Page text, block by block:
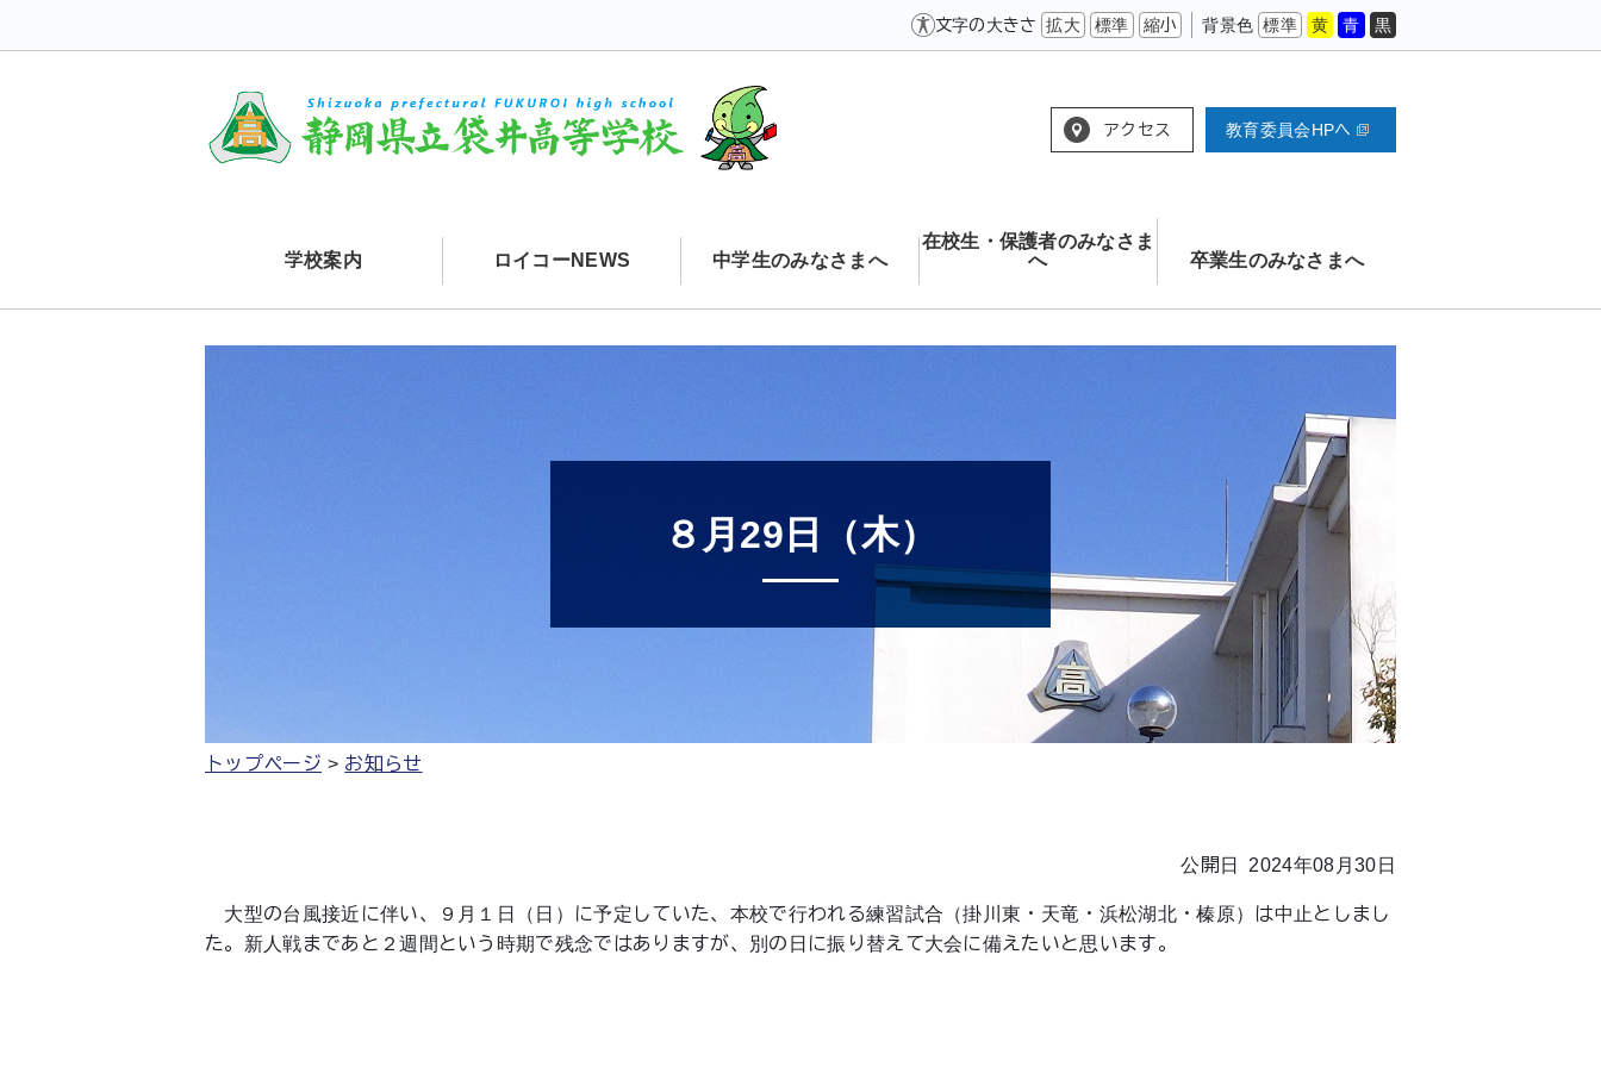
文字の大きさ 拡大 標準 縮小 背景色 標準 黄 青 黒
アクセス 教育委員会HPへ
学校案内 ロイコーNEWS 中学生のみなさまへ
在校生・保護者のみなさま
へ
卒業生のみなさまへ
８月29日（木）
トップページ お知らせ
公開日 2024年08月30日
大型の台風接近に伴い、９月１日（日）に予定していた、本校で行われる練習試合（掛川東・天竜・浜松湖北・榛原）は中止としまし
た。新人戦まであと２週間という時期で残念ではありますが、別の日に振り替えて大会に備えたいと思います。